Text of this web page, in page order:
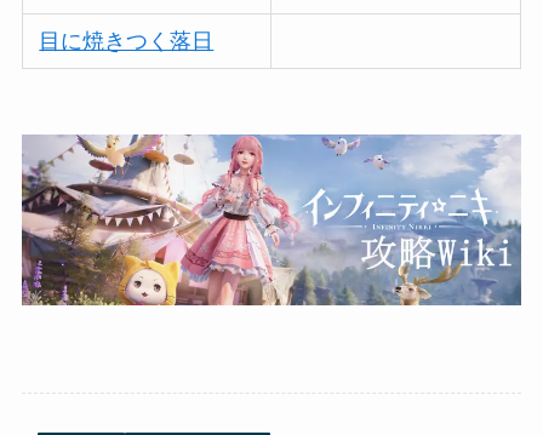
目に焼きつく落日